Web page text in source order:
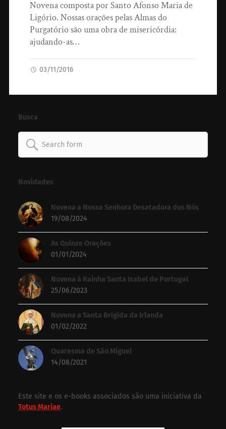
Novena composta por Santo Afonso Maria de
Ligório. Nossas orações pelas Almas do
Purgatório são uma obra de misericórdia:
ajudando-as…
03/11/2016
Busca
Search
for:
Novidades
Novena a Nossa Senhora Desatadora dos Nós
19/08/2024
As Quinze Orações
01/01/2024
Novena à Rainha Santa Isabel de Portugal
25/06/2023
Novena a Santa Brígida da Irlanda
01/02/2022
Quaresma de São Miguel
14/08/2021
Este site e os e-books associados são uma iniciativa da
Totus Mariae.